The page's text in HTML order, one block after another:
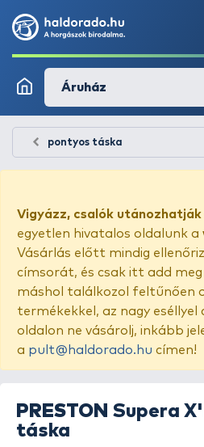
Áruház
pontyos táska
Vigyázz, csalók
egyetlen hivatalos oldalunk a
Vásárlás előtt mindig
címsorát, és csak itt add
máshol találkozol feltűnően
termékekkel, az nagy eséllyel
oldalon ne vásárolj, inkább
a pult@haldorado.hu címen!
PRESTON Supera
táska